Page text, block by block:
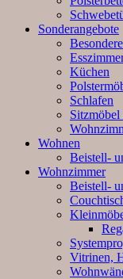
Sonderangebote
Küchen
Schlafen
Wohnen
Beistell-
Wohnzimmer
Beistell-
Vitrinen,